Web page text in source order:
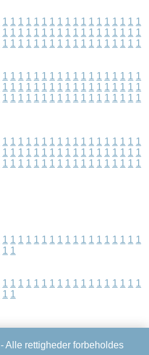
1 1 1 1 1 1 1 1 1 1 1 1 1 1 1 1 1 1
1 1 1 1 1 1 1 1 1 1 1 1 1 1 1 1 1 1
1 1 1 1 1 1 1 1 1 1 1 1 1 1 1 1 1 1
1 1 1 1 1 1 1 1 1 1 1 1 1 1 1 1 1 1
1 1 1 1 1 1 1 1 1 1 1 1 1 1 1 1 1 1
1 1 1 1 1 1 1 1 1 1 1 1 1 1 1 1 1 1
1 1 1 1 1 1 1 1 1 1 1 1 1 1 1 1 1 1
1 1 1 1 1 1 1 1 1 1 1 1 1 1 1 1 1 1
1 1 1 1 1 1 1 1 1 1 1 1 1 1 1 1 1 1
1 1 1 1 1 1 1 1 1 1 1 1 1 1 1 1 1 1
1 1
1 1 1 1 1 1 1 1 1 1 1 1 1 1 1 1 1 1
1 1
- Alle rettigheder forbeholdes